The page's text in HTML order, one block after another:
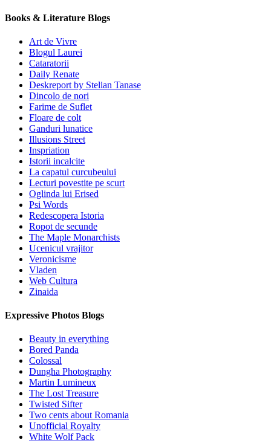
Books & Literature Blogs
Art de Vivre
Blogul Laurei
Cataratorii
Daily Renate
Deskreport by Stelian Tanase
Dincolo de nori
Farime de Suflet
Floare de colt
Ganduri lunatice
Illusions Street
Inspriation
Istorii incalcite
La capatul curcubeului
Lecturi povestite pe scurt
Oglinda lui Erised
Psi Words
Redescopera Istoria
Ropot de secunde
The Maple Monarchists
Ucenicul vrajitor
Veronicisme
Vladen
Web Cultura
Zinaida
Expressive Photos Blogs
Beauty in everything
Bored Panda
Colossal
Dungha Photography
Martin Lumineux
The Lost Treasure
Twisted Sifter
Two cents about Romania
Unofficial Royalty
White Wolf Pack